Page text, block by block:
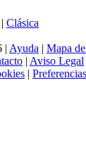
Clásica
| Ayuda | Mapa
| Aviso Legal
|